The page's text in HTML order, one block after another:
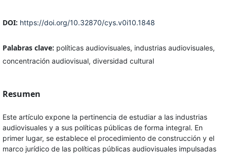
DOI: https://doi.org/10.32870/cys.v0i10.1848
Palabras clave: políticas audiovisuales, industrias audiovisuales,
concentración audiovisual, diversidad cultural
Resumen
Este artículo expone la pertinencia de estudiar a las industrias
audiovisuales y a sus políticas públicas de forma integral. En
primer lugar, se establece el procedimiento de construcción y el
marco jurídico de las políticas públicas audiovisuales impulsadas